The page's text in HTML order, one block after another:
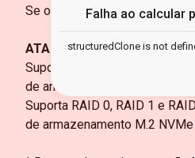
Se o M2_3 estiver ocupado,
ATAQUE
Suporta RAID 0, RAID 1 e
de armazenamento SATA
Suporta RAID 0, RAID 1 e
de armazenamento M.2
Falha ao calcular
structuredClone is not